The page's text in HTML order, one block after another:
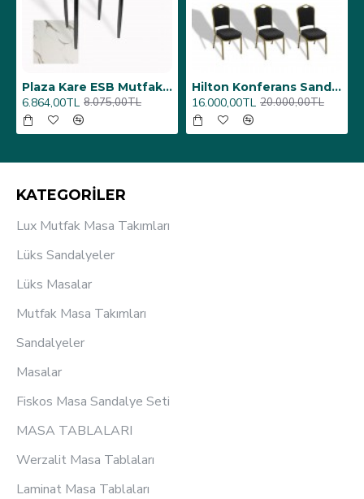
Üst Üste Konan Hilton Konferans Sandalye - (4 Adet)
12.000,00TL 15.000,00TL
Porselen Masa Tablası 80X160
26.350,00TL 31.000,00TL
KATEGORİLER
Lux Mutfak Masa Takımları
Lüks Sandalyeler
Lüks Masalar
Mutfak Masa Takımları
Sandalyeler
Masalar
Fiskos Masa Sandalye Seti
MASA TABLALARI
Werzalit Masa Tablaları
Laminat Masa Tablaları